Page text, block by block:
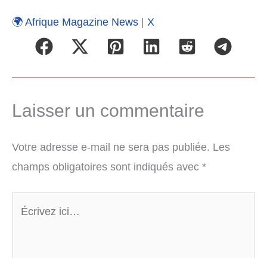
🌍 Afrique Magazine News | X
Laisser un commentaire
Votre adresse e-mail ne sera pas publiée. Les
champs obligatoires sont indiqués avec *